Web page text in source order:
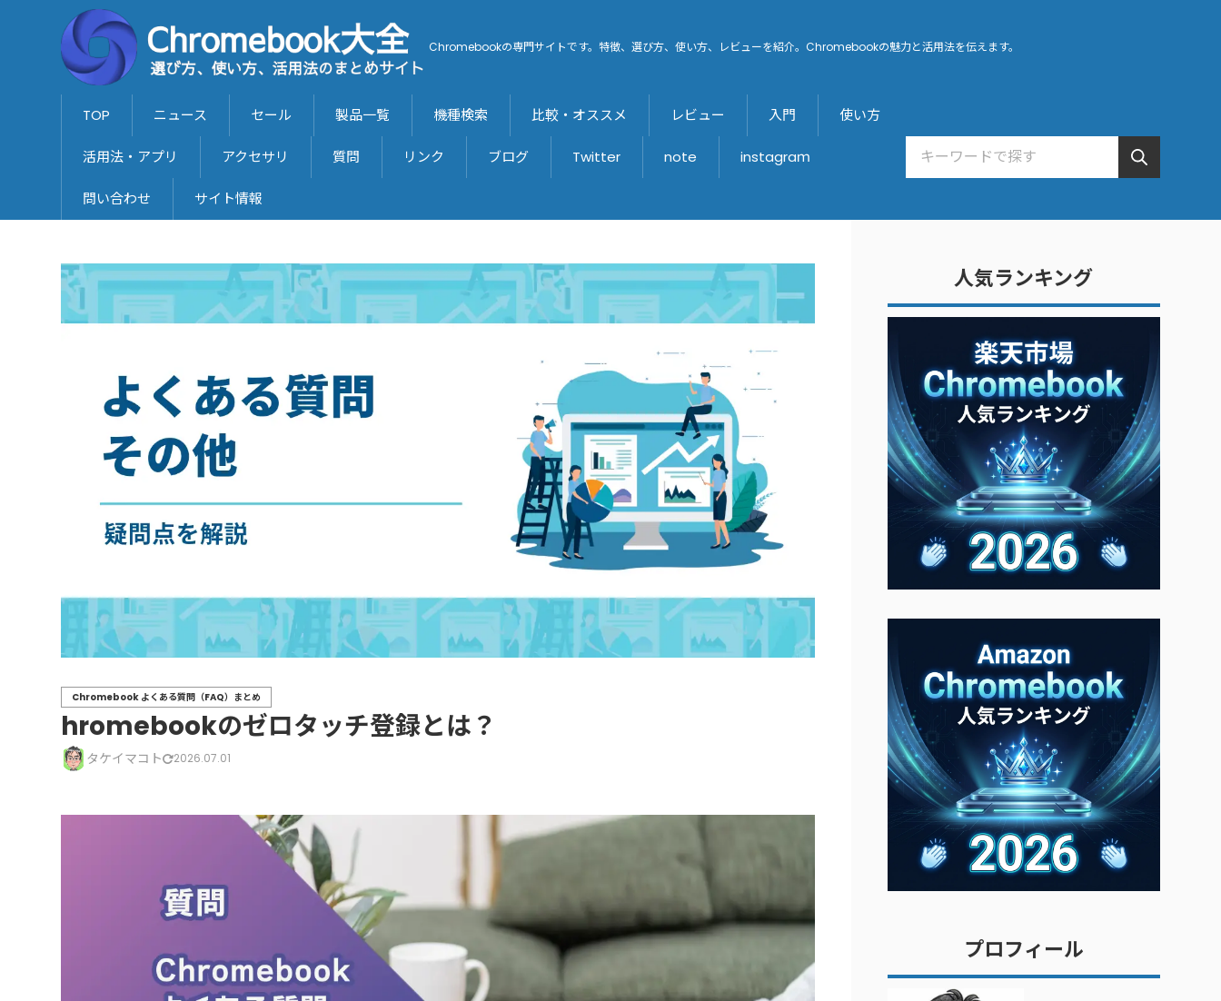
Chromebookの専門サイトです。特徴、選び方、使い方、レビューを紹介。Chromebookの魅力と活用法を伝えます。
TOP ニュース セール 製品一覧 機種検索 比較・オススメ レビュー 入門 使い方
活用法・アプリ アクセサリ 質問 リンク ブログ Twitter note instagraｍ
問い合わせ サイト情報
hromebookのゼロタッチ登録とは？
タケイマコト 2026.07.01
Chromebook よくある質問（FAQ）まとめ
人気ランキング
プロフィール